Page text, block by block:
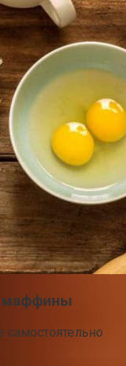
маффины